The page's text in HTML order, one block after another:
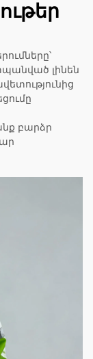
լինեն
բարձր